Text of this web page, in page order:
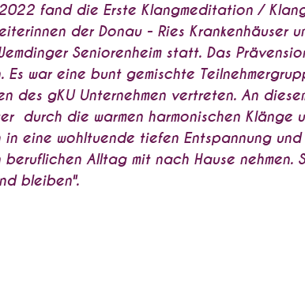
fand die Erste Klangmeditation /
der Donau - Ries Krankenhäuser
Seniorenheim statt. Das
Es war eine bunt gemischte
des gKU Unternehmen vertreten. An
durch die warmen harmonischen Klänge
in eine wohltuende tiefen Entspannung
Alltag mit nach Hause nehmen.
bleiben".